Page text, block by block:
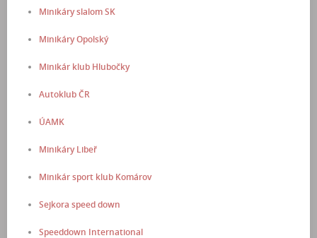
Minikáry slalom SK
Minikáry Opolský
Minikár klub Hlubočky
Autoklub ČR
ÚAMK
Minikáry Libeř
Minikár sport klub Komárov
Sejkora speed down
Speeddown International